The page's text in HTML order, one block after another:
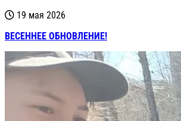
19 мая 2026
ВЕСЕННЕЕ ОБНОВЛЕНИЕ!